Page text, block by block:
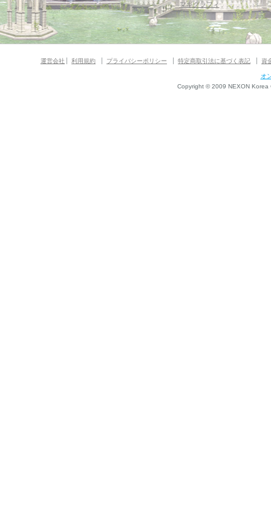
マギグラフィ
運営会社 利用規約 プライバシーポリシー 特定商取引法に基づく表記 資
オ
Copyright © 2009 NEXON Korea